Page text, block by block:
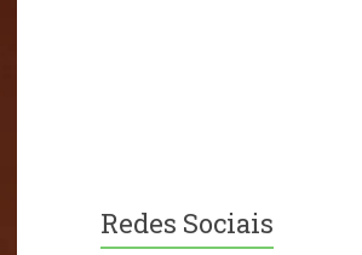
Redes Sociais